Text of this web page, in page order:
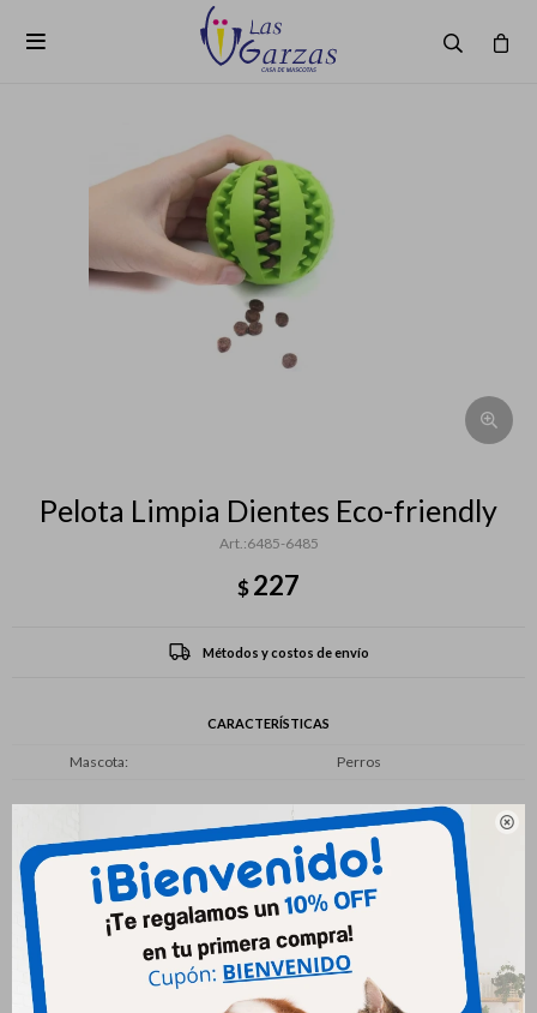


Pelota Limpia Dientes Eco-friendly
6485-6485
$227
Métodos y costos de envío
CARACTERÍSTICAS
Mascota Perros
Productos que te pueden interesar